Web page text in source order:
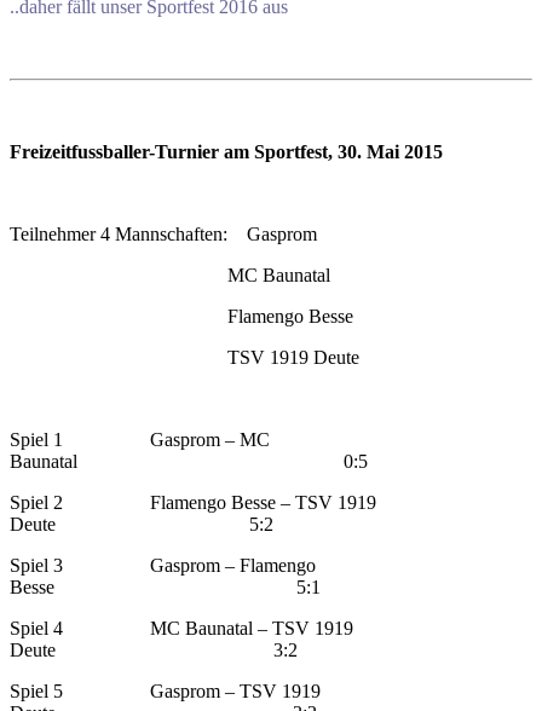
..daher fällt unser Sportfest 2016 aus
Freizeitfussballer-Turnier am Sportfest, 30. Mai 2015
Teilnehmer 4 Mannschaften: Gasprom
MC Baunatal
Flamengo Besse
TSV 1919 Deute
Spiel 1 Gasprom – MC
Baunatal 0:5
Spiel 2 Flamengo Besse – TSV 1919
Deute 5:2
Spiel 3 Gasprom – Flamengo
Besse 5:1
Spiel 4 MC Baunatal – TSV 1919
Deute 3:2
Spiel 5 Gasprom – TSV 1919